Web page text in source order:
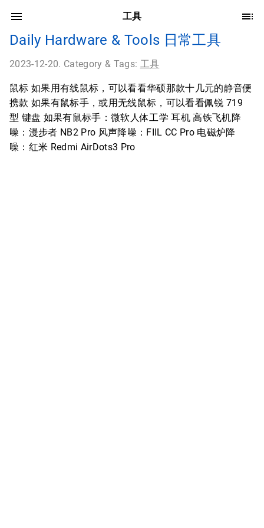
工具
Daily Hardware & Tools 日常工具
2023-12-20. Category & Tags: 工具
鼠标 如果用有线鼠标，可以看看华硕那款十几元的静音便
携款 如果有鼠标手，或用无线鼠标，可以看看佩锐 719
型 键盘 如果有鼠标手：微软人体工学 耳机 高铁飞机降
噪：漫步者 NB2 Pro 风声降噪：FIIL CC Pro 电磁炉降
噪：红米 Redmi AirDots3 Pro